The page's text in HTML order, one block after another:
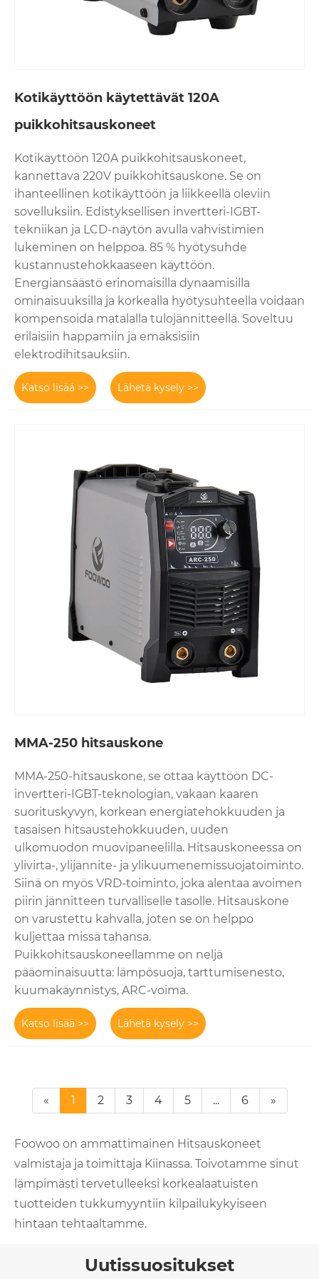
Kotikäyttöön käytettävät 120A
puikkohitsauskoneet
Kotikäyttöön 120A puikkohitsauskoneet,
kannettava 220V puikkohitsauskone. Se on
ihanteellinen kotikäyttöön ja liikkeellä oleviin
sovelluksiin. Edistyksellisen invertteri-IGBT-
tekniikan ja LCD-näytön avulla vahvistimien
lukeminen on helppoa. 85 % hyötysuhde
kustannustehokkaaseen käyttöön.
Energiansäästö erinomaisilla dynaamisilla
ominaisuuksilla ja korkealla hyötysuhteella voidaan
kompensoida matalalla tulojännitteellä. Soveltuu
erilaisiin happamiin ja emäksisiin
elektrodihitsauksiin.
Katso lisää >> Lähetä kysely >>
MMA-250 hitsauskone
MMA-250-hitsauskone, se ottaa käyttöön DC-
invertteri-IGBT-teknologian, vakaan kaaren
suorituskyvyn, korkean energiatehokkuuden ja
tasaisen hitsaustehokkuuden, uuden
ulkomuodon muovipaneelilla. Hitsauskoneessa on
ylivirta-, ylijännite- ja ylikuumenemissuojatoiminto.
Siinä on myös VRD-toiminto, joka alentaa avoimen
piirin jännitteen turvalliselle tasolle. Hitsauskone
on varustettu kahvalla, joten se on helppo
kuljettaa missä tahansa.
Puikkohitsauskoneellamme on neljä
pääominaisuutta: lämpösuoja, tarttumisenesto,
kuumakäynnistys, ARC-voima.
Katso lisää >> Lähetä kysely >>
« 1 2 3 4 5 ... 6 »
Foowoo on ammattimainen Hitsauskoneet
valmistaja ja toimittaja Kiinassa. Toivotamme sinut
lämpimästi tervetulleeksi korkealaatuisten
tuotteiden tukkumyyntiin kilpailukykyiseen
hintaan tehtaaltamme.
Uutissuositukset